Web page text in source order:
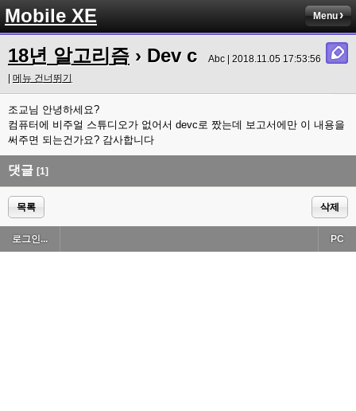
Mobile XE Menu
18년 알고리즘 › Dev c
Abc | 2018.11.05 17:53:56
메뉴 건너뛰기
조교님 안녕하세요?
컴퓨터에 비주얼 스튜디오가 없어서 devc로 짰는데 보고서에만 이 내용을
써주면 되는건가요? 감사합니다
댓글 [1]
목록 삭제
로그인... PC